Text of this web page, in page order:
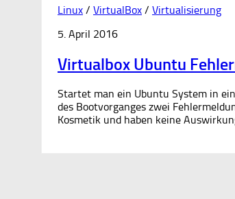
Linux / VirtualBox / Virtualisierung
5. April 2016
Virtualbox Ubuntu
Startet man ein Ubuntu System in
des Bootvorganges zwei
Kosmetik und haben keine